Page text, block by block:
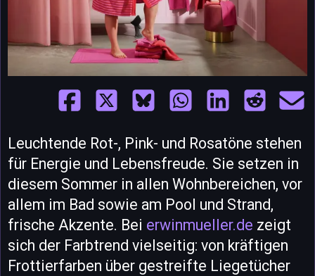
Leuchtende Rot-, Pink- und Rosatöne stehen
für Energie und Lebensfreude. Sie setzen in
diesem Sommer in allen Wohnbereichen, vor
allem im Bad sowie am Pool und Strand,
frische Akzente. Bei erwinmueller.de zeigt
sich der Farbtrend vielseitig: von kräftigen
Frottierfarben über gestreifte Liegetücher